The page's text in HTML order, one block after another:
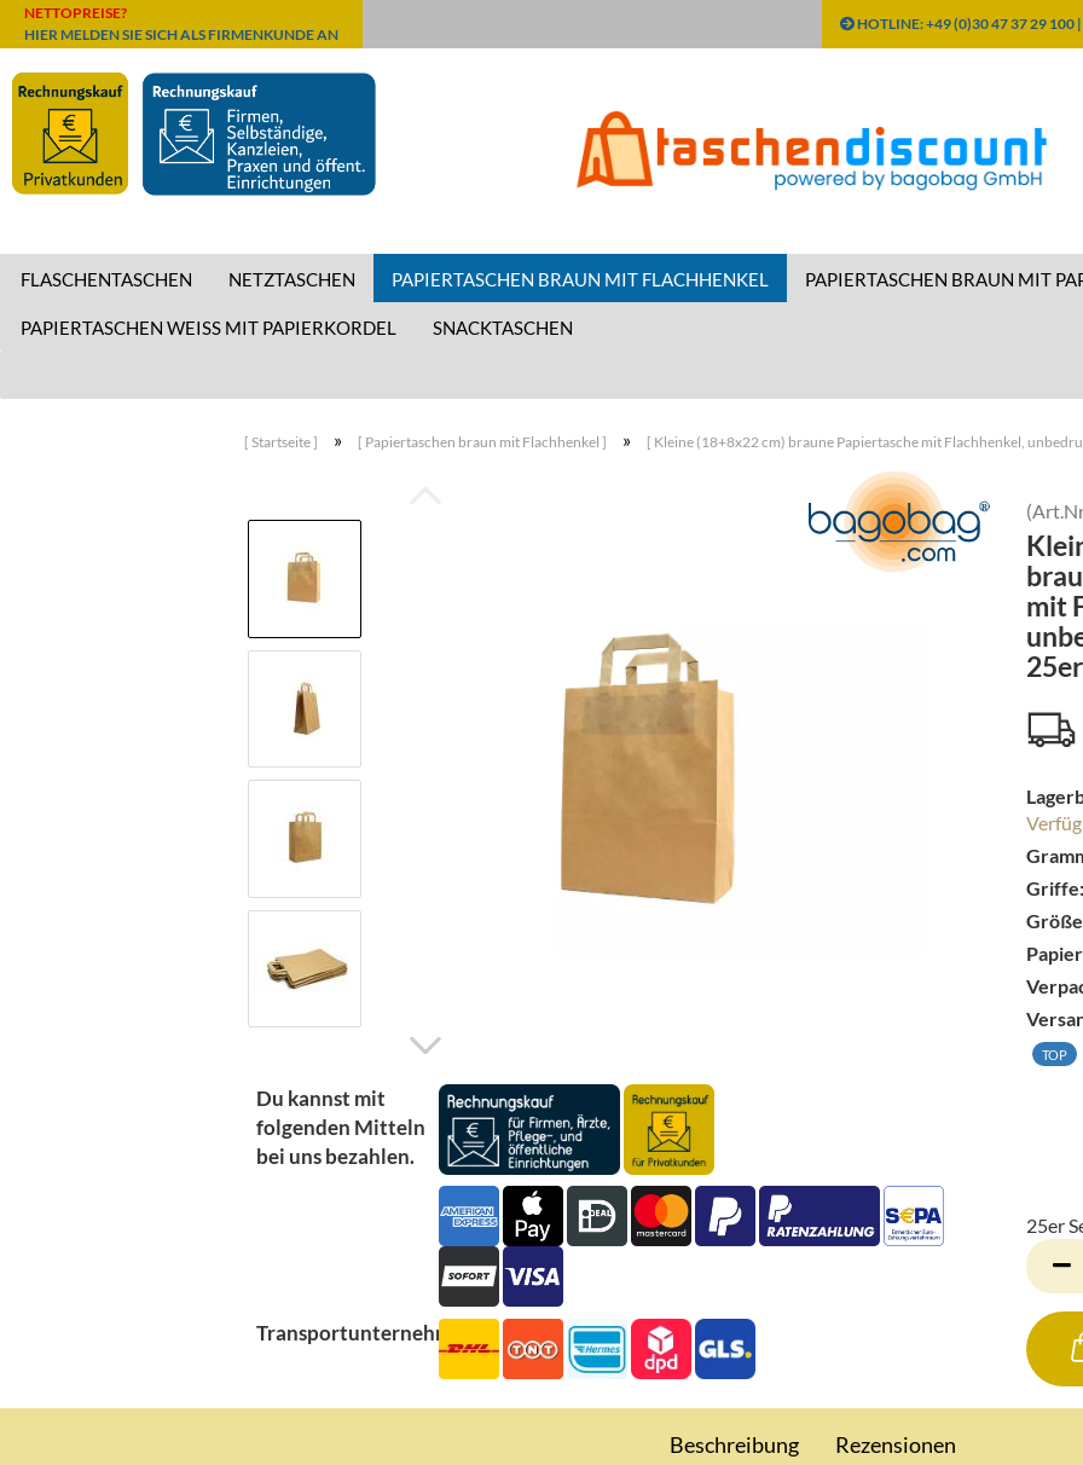
NETTOPREISE?
HIER MELDEN SIE SICH ALS FIRMENKUNDE AN
HOTLINE: +49 (0)30 47 37 29 100
Währung
Lieferland
FLASCHENTASCHEN NETZTASCHEN PAPIERTASCHEN BRAUN MIT FLACHHENKEL PAPIERTASCHEN BRAUN MIT
PAPIERTASCHEN WEISS MIT PAPIERKORDEL SNACKTASCHEN
[ Startseite ] » [ Papiertaschen braun mit Flachhenkel ] » [ Kleine (18+8x22 cm) braune Papiertasche mit Flachhenkel,
Du kannst mit
folgenden Mitteln
bei uns bezahlen.
Transportunternehmen
mit
Griffe:
TOP
25er
25er
Set
Beschreibung Rezensionen